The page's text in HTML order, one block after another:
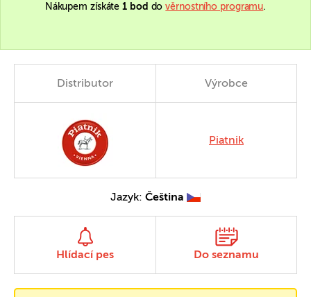
Nákupem získáte1 bod dověrnostního programu.
Distributor Výrobce
Piatnik
Jazyk: Čeština
Hlídací pes Do seznamu